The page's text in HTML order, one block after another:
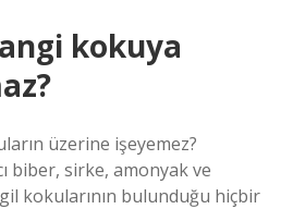
kokuya
üzerine işeyemez?
biber, sirke, amonyak ve
kokularının bulunduğu hiçbir